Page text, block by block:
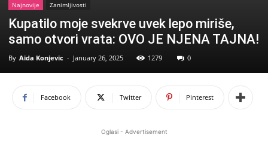
Najnovije Zanimljivosti
Kupatilo moje svekrve uvek lepo miriše,
samo otvori vrata: OVO JE NJENA TAJNA!
By Aida Konjevic - January 26, 2025 1279 0
Facebook Twitter Pinterest
Oglasi - Advertisement